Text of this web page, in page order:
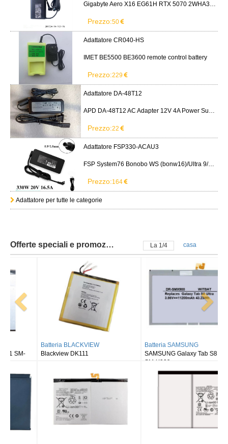
Gigabyte Aero X16 EG61H RTX 5070 2WHA3USC64AH LITEON PA-1151-76 150W adapter
Prezzo:50
Adattatore CR040-HS
IMET BE5500 BE3600 remote control battery
Prezzo:229
Adattatore DA-48T12
APD DA-48T12 AC Adapter 12V 4A Power Supply Cord
Prezzo:22
Adattatore FSP330-ACAU3
FSP System76 Bonobo WS (bonw16)/Ultra 9/RTX5090
Prezzo:164
Adattatore per tutte le categorie
Offerte speciali e promozioni La 2/4 casa
Batteria BLACKVIEW
Blackview DK111
Batteria SAMSUNG
SAMSUNG Galaxy Tab S8 Ultra